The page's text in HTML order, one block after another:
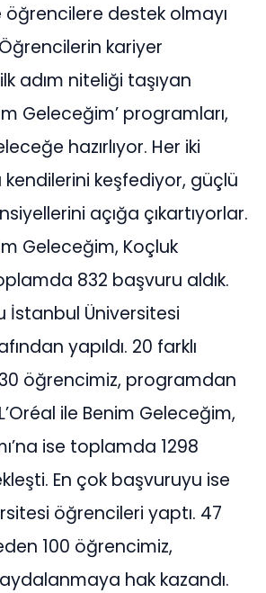
öğrencilere destek olmayı
kariyer
adım niteliği taşıyan
Geleceğim’ programları,
hazırlıyor. Her iki
kendilerini keşfediyor, güçlü
açığa çıkartıyorlar.
Geleceğim, Koçluk
832 başvuru aldık.
İstanbul Üniversitesi
yapıldı. 20 farklı
öğrencimiz, programdan
ile Benim Geleceğim,
ise toplamda 1298
En çok başvuruyu ise
öğrencileri yaptı. 47
100 öğrencimiz,
hak kazandı.